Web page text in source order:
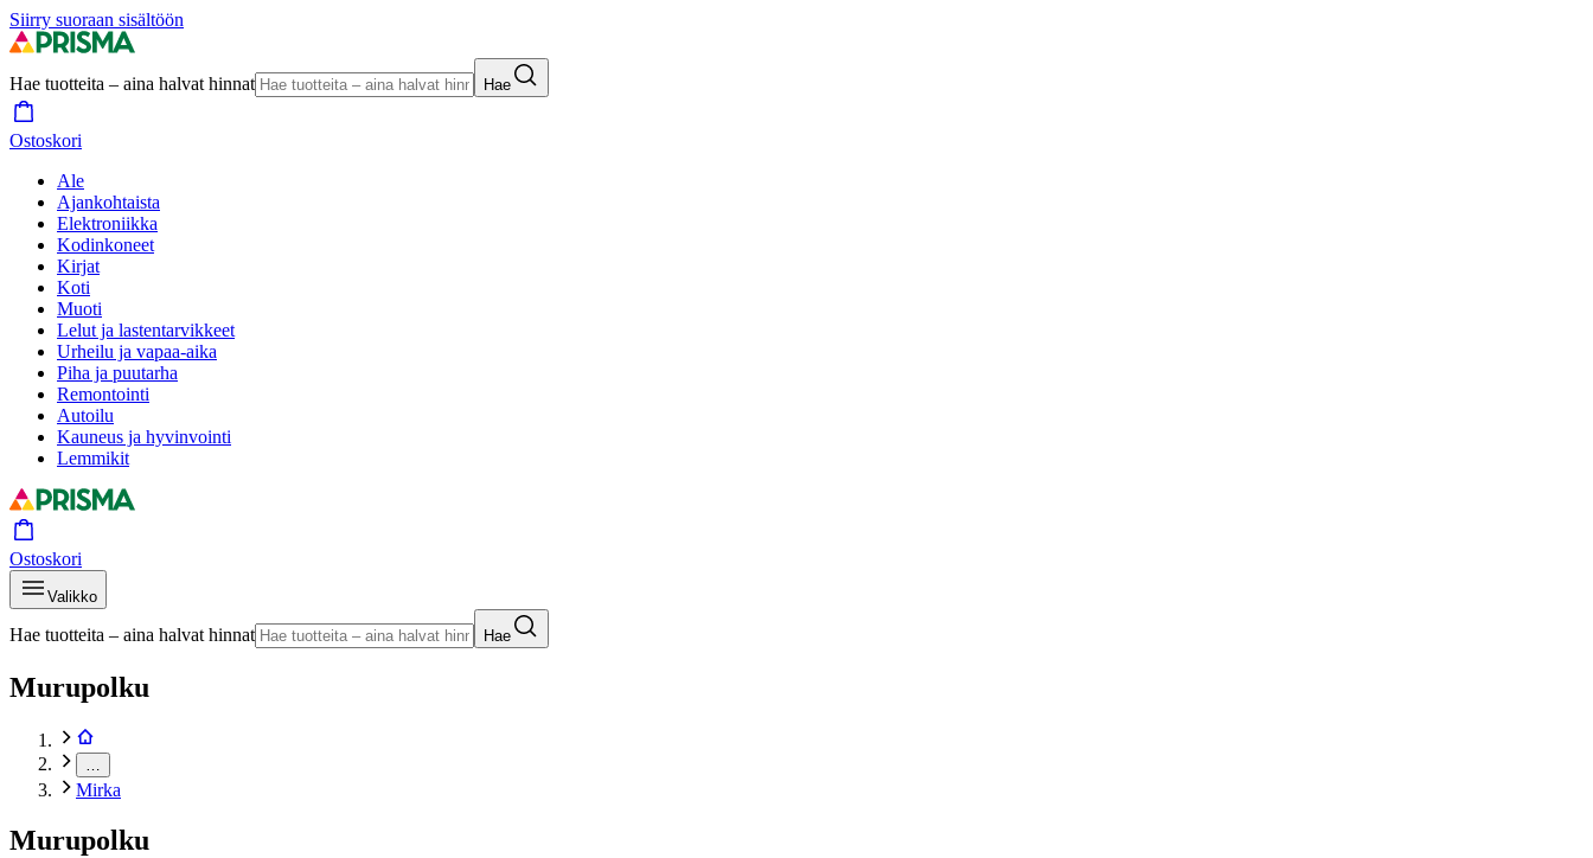
Siirry suoraan sisältöön
Hae tuotteita – aina halvat hinnat Hae
Ostoskori
Ale
Ajankohtaista
Elektroniikka
Kodinkoneet
Kirjat
Koti
Muoti
Lelut ja lastentarvikkeet
Urheilu ja vapaa-aika
Piha ja puutarha
Remontointi
Autoilu
Kauneus ja hyvinvointi
Lemmikit
Ostoskori
Valikko
Hae tuotteita – aina halvat hinnat Hae
Murupolku
Mirka
Murupolku